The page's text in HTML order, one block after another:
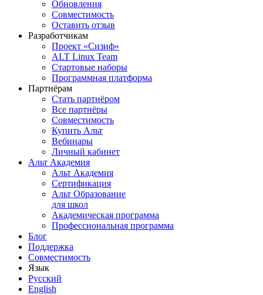
Обновления
Совместимость
Оставить отзыв
Разработчикам
Проект «Сизиф»
ALT Linux Team
Стартовые наборы
Программная платформа
Партнёрам
Стать партнёром
Все партнёры
Совместимость
Купить Альт
Вебинары
Личный кабинет
Альт Академия
Альт Академия
Сертификация
Альт Образование
для школ
Академическая программа
Профессиональная программа
Блог
Поддержка
Совместимость
Язык
Русский
English